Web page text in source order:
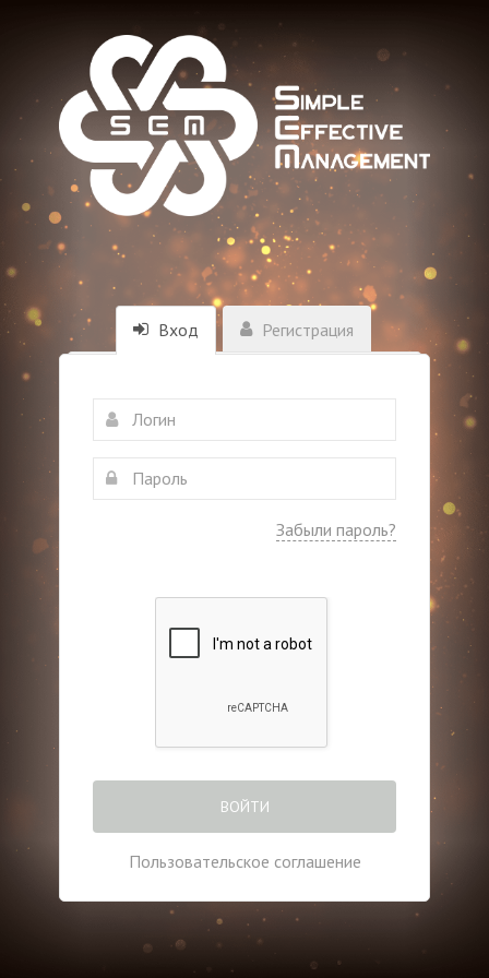
Вход Регистрация
Забыли пароль?
ВОЙТИ
Пользовательское соглашение